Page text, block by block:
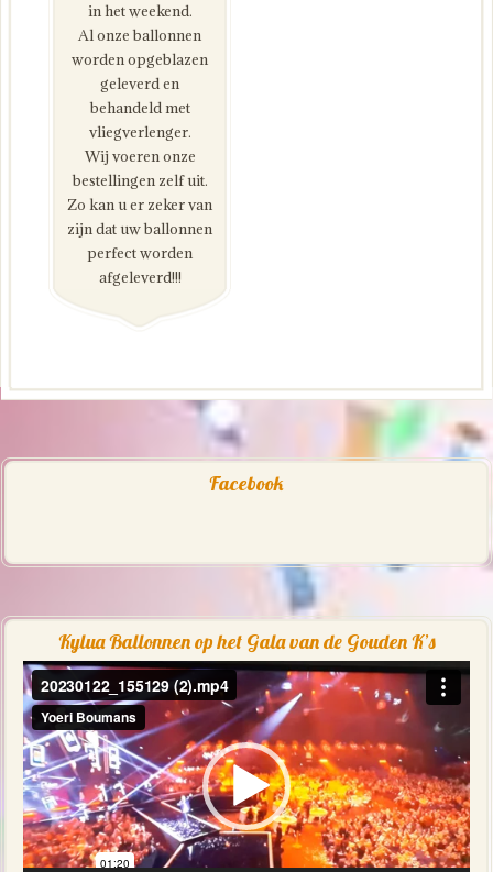
in het weekend.
Al onze ballonnen
worden opgeblazen
geleverd en
behandeld met
vliegverlenger.
Wij voeren onze
bestellingen zelf uit.
Zo kan u er zeker van
zijn dat uw ballonnen
perfect worden
afgeleverd!!!
Facebook
Kylua Ballonnen op het Gala van de Gouden K’s
Videospeler